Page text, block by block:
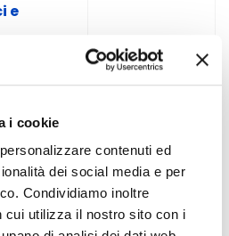
i cookie
contenuti ed
dei social media e per
Condividiamo inoltre
cui utilizza il nostro sito con i
e
clienti
06 Maggio
le
euro,
04 Aprile 2025